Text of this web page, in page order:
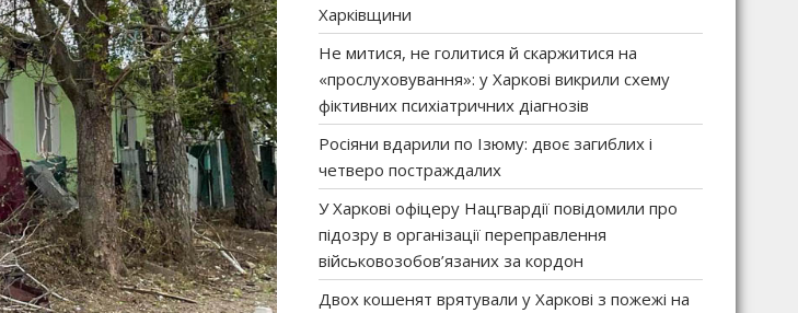
Харківщини
Не митися, не голитися й скаржитися на
«прослуховування»: у Харкові викрили схему
фіктивних психіатричних діагнозів
Росіяни вдарили по Ізюму: двоє загиблих і
четверо постраждалих
У Харкові офіцеру Нацгвардії повідомили про
підозру в організації переправлення
військовозобов’язаних за кордон
Двох кошенят врятували у Харкові з пожежі на